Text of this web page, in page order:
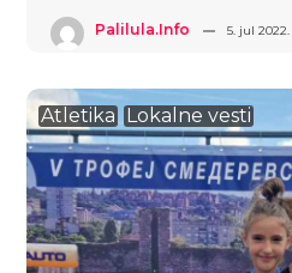
Palilula.info 5. jul 2022.
Atletika Lokalne vesti